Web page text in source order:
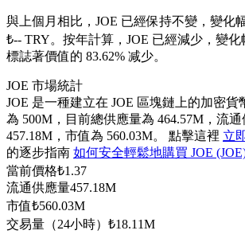
USDC永續
與上個月相比，JOE 已經保持不變，變化
₺-- TRY。 按年計算，JOE 已經減少，變化
標誌著價值的 83.62% 减少。
JOE 市場統計
JOE 是一種建立在 JOE 區塊鏈上的加密貨
為 500M，目前總供應量為 464.57M，流
457.18M，市值為 560.03M。 點擊這裡 立
的逐步指南 如何安全輕鬆地購買 JOE
當前價格₺1.37
流通供應量457.18M
市值₺560.03M
交易量（24小時） ₺18.11M